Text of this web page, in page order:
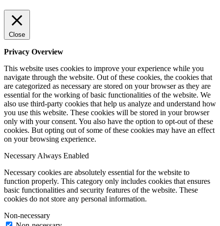
Close
Privacy Overview
This website uses cookies to improve your experience while you
navigate through the website. Out of these cookies, the cookies that
are categorized as necessary are stored on your browser as they are
essential for the working of basic functionalities of the website. We
also use third-party cookies that help us analyze and understand how
you use this website. These cookies will be stored in your browser
only with your consent. You also have the option to opt-out of these
cookies. But opting out of some of these cookies may have an effect
on your browsing experience.
NecessaryAlways Enabled
Necessary cookies are absolutely essential for the website to
function properly. This category only includes cookies that ensures
basic functionalities and security features of the website. These
cookies do not store any personal information.
Non-necessary